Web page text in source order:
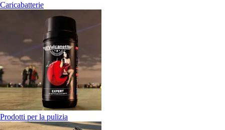
Caricabatterie
Prodotti per la pulizia